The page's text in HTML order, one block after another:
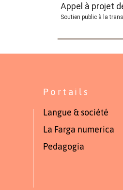
Appel à projet
Soutien public à la
Portails
Langue & société
La Farga numerica
Pedagogia